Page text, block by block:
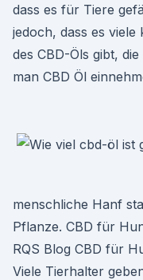
dass es für Tiere
jedoch, dass es viele
des CBD-Öls gibt,
man CBD Öl
menschliche Hanf
Pflanze. CBD für
RQS Blog CBD für
Viele Tierhalter